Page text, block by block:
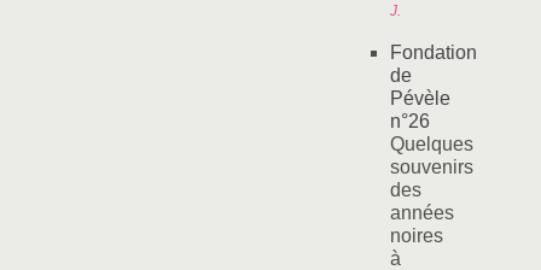
J.
Fondation
de
Pévèle
n°26
Quelques
souvenirs
des
années
noires
à